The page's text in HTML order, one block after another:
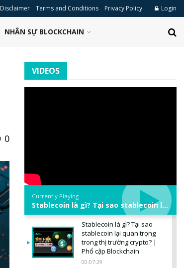
Disclaimer Terms and Conditions Privacy Policy Login
NHÂN SỰ BLOCKCHAIN
0
VIDEOS
Currently Playing
Stablecoin là gì? Tại sao stablecoin lại quan trọng trong thị trường crypto? | Phổ cập Blockchain
Stablecoin là gì? Tại sao
stablecoin lại quan trọng
trong thị trường crypto? |
Phổ cập Blockchain
00:07:29